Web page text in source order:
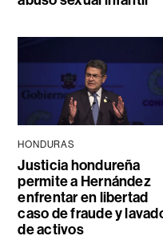
HONDURAS
Justicia hondureña
permite a Hernández
enfrentar en libertad
caso de fraude y
de activos